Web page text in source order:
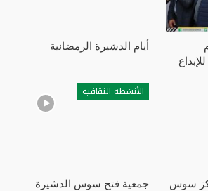
أيام الدشيرة الرمضانية
سوس
الأنشطة التقافية
جمعية فتح سوس الدشيرة